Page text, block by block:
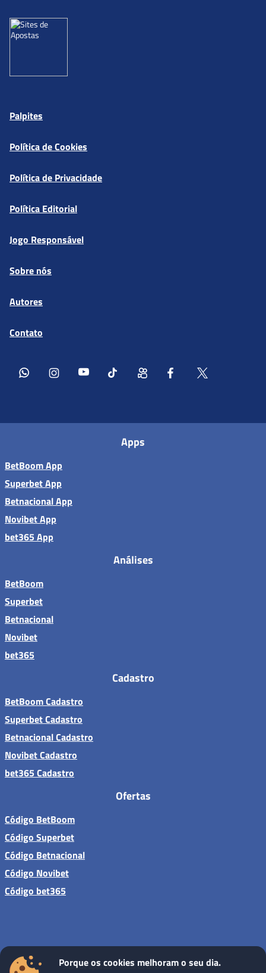
Palpites
Política de Cookies
Política de Privacidade
Política Editorial
Jogo Responsável
Sobre nós
Autores
Contato
Apps
BetBoom App
Superbet App
Betnacional App
Novibet App
bet365 App
Análises
BetBoom
Superbet
Betnacional
Novibet
bet365
Cadastro
BetBoom Cadastro
Superbet Cadastro
Betnacional Cadastro
Novibet Cadastro
bet365 Cadastro
Ofertas
Código BetBoom
Código Superbet
Código Betnacional
Código Novibet
Código bet365
Sites de apostas - Todos os direitos reservados
Porque os cookies melhoram o seu dia.